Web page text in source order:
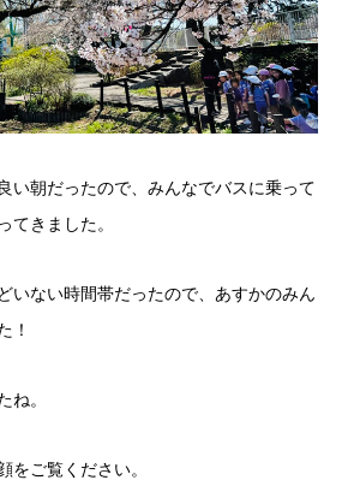
い朝だったので、みんなでバスに乗って
てきました。
いない時間帯だったので、あすかのみん
！
ね。
をご覧ください。